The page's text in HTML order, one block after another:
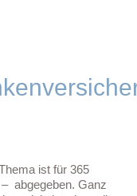
ist für 365
abgegeben. Ganz